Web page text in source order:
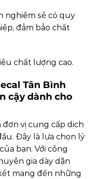
nghiệm sẽ có quy
đảm bảo chất
chất lượng cao.
Tân Bình
cậy dành cho
đơn vị cung cấp dịch
Đây là lựa chọn lý
bạn. Với công
gia dày dặn
mang đến những